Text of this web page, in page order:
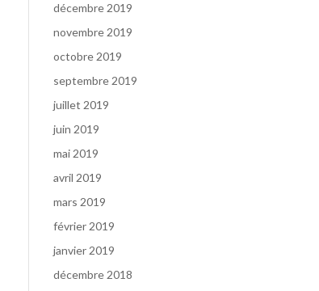
décembre 2019
novembre 2019
octobre 2019
septembre 2019
juillet 2019
juin 2019
mai 2019
avril 2019
mars 2019
février 2019
janvier 2019
décembre 2018